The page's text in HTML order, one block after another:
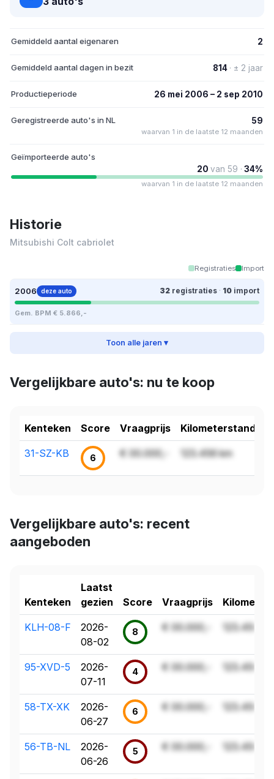
Gemiddeld aantal eigenaren 2
Gemiddeld aantal dagen in bezit 814 · ± 2 jaar
Productieperiode 26 mei 2006 – 2 sep 2010
Geregistreerde auto's in NL 59
waarvan 1 in de laatste 12 maanden
Geïmporteerde auto's
20 van 59 · 34%
waarvan 1 in de laatste 12 maanden
Historie
Mitsubishi Colt cabriolet
Registraties Import
2006 deze auto 32 registraties · 10 import
Gem. BPM € 5.866,-
Toon alle jaren ▾
Vergelijkbare auto's: nu te koop
Kenteken Score Vraagprijs Kilometerstand
31-SZ-KB 6 € 00.000,- 123.456 km
Vergelijkbare auto's: recent
aangeboden
Kenteken
Laatst
gezien
Score Vraagprijs
KLH-08-F
2026-
08-02
8 € 00.000,- 123.456 km
95-XVD-5
2026-
07-11
4 € 00.000,- 123.456 km
58-TX-XK
2026-
06-27
6 € 00.000,- 123.456 km
56-TB-NL
2026-
06-26
5 € 00.000,- 123.456 km